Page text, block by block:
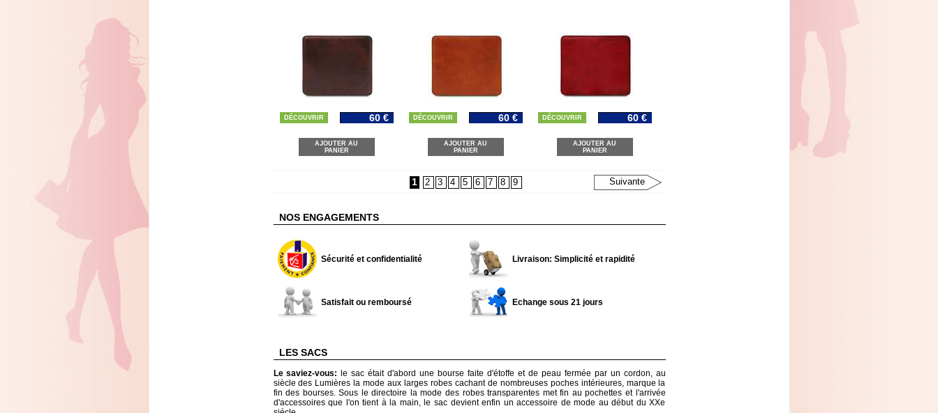
DÉCOUVRIR 60 €
AJOUTER AU
PANIER
DÉCOUVRIR 60 €
AJOUTER AU
PANIER
DÉCOUVRIR 60 €
AJOUTER AU
PANIER
1 2 3 4 5 6 7 8 9 Suivante
NOS ENGAGEMENTS
Sécurité et confidentialité Livraison: Simplicité et rapidité
Satisfait ou remboursé Echange sous 21 jours
LES SACS
Le saviez-vous:
le sac était d'abord une bourse faite d'étoffe et de peau fermée par un cordon, au
siècle des Lumières la mode aux larges robes cachant de nombreuses poches intérieures, marque la
fin des bourses. Sous le directoire la mode des robes transparentes met fin au pochettes et l'arrivée
d'accessoires que l'on tient à la main, le sac devient enfin un accessoire de mode au début du XXe